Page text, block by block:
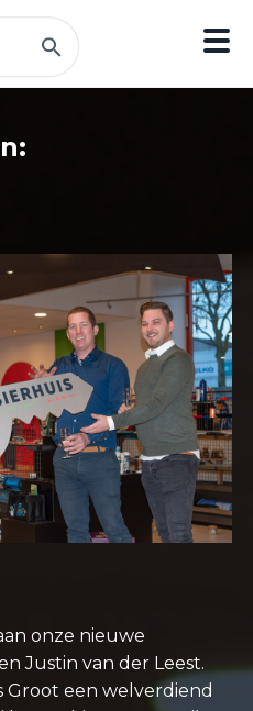
onze nieuwe
Justin van der Leest.
Groot een welverdiend